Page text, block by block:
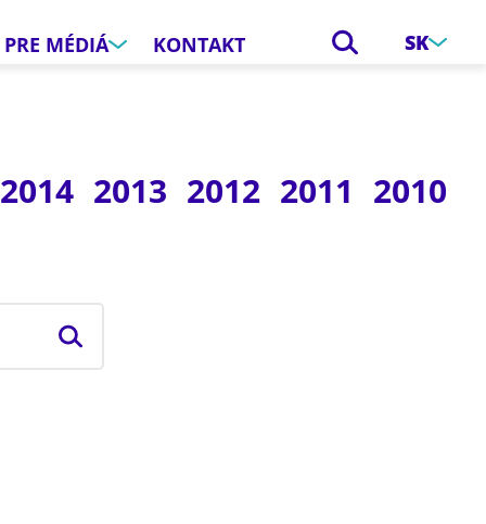
PRE MÉDIÁ KONTAKT SK
2014 2013 2012 2011 2010